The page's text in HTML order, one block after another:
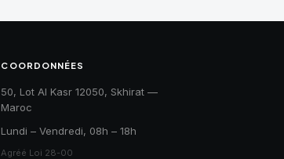
COORDONNÉES
50, Lot Al Kasr 12050, Skhirat —
Maroc
Lundi – Vendredi, 08h – 18h
Agréé Loi 28-00